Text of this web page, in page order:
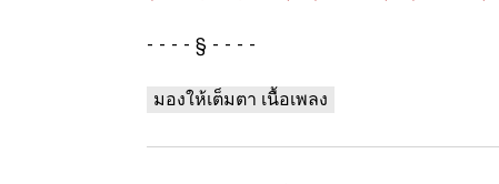
§
มองให้เต็มตา เนื้อเพลง